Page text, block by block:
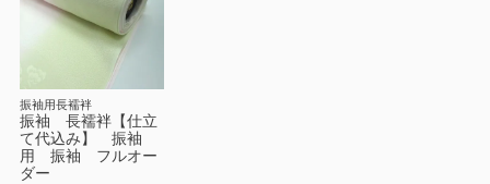
振袖用長襦袢
振袖 長襦袢【仕立
て代込み】 振袖
用 振袖 フルオー
ダー